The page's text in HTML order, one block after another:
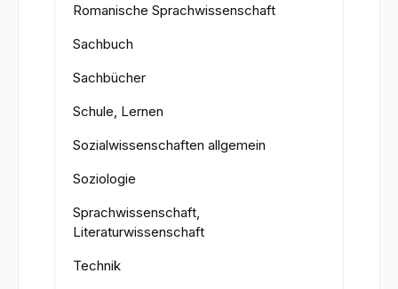
Romanische Sprachwissenschaft
Sachbuch
Sachbücher
Schule, Lernen
Sozialwissenschaften allgemein
Soziologie
Sprachwissenschaft,
Literaturwissenschaft
Technik